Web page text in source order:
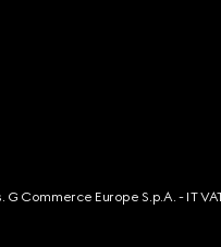
Commerce Europe S.p.A. - IT